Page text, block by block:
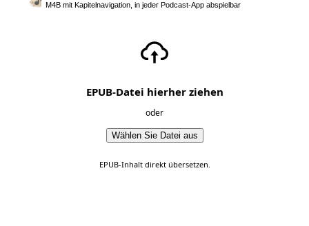
M4B mit Kapitelnavigation, in jeder Podcast-App abspielbar
EPUB-Datei hierher ziehen
oder
Wählen Sie Datei aus
EPUB-Inhalt direkt übersetzen.